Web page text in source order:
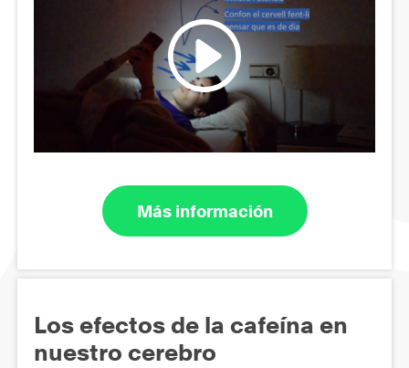
Más información
Los efectos de la cafeína en
nuestro cerebro